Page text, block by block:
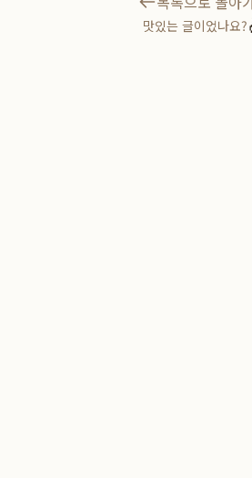
맛있는 글이었나요?